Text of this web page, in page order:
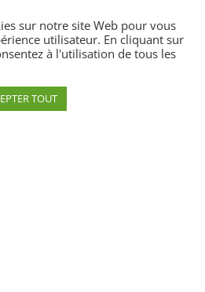
sur notre site Web pour vous
utilisateur. En cliquant sur
à l'utilisation de tous les
TOUT